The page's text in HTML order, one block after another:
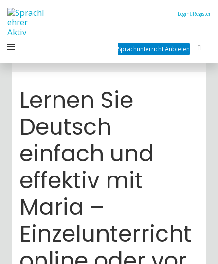
Login Register
Sprachunterricht Anbieten
Lernen Sie
Deutsch
einfach und
effektiv mit
Maria –
Einzelunterricht